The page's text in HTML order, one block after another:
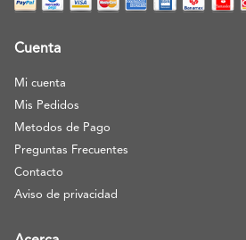
Cuenta
Mi cuenta
Mis Pedidos
Metodos de Pago
Preguntas Frecuentes
Contacto
Aviso de privacidad